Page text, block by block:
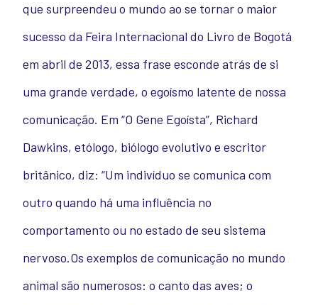
que surpreendeu o mundo ao se tornar o maior
sucesso da Feira Internacional do Livro de Bogotá
em abril de 2013, essa frase esconde atrás de si
uma grande verdade, o egoísmo latente de nossa
comunicação. Em “O Gene Egoísta”, Richard
Dawkins, etólogo, biólogo evolutivo e escritor
britânico, diz: “Um indivíduo se comunica com
outro quando há uma influência no
comportamento ou no estado de seu sistema
nervoso.Os exemplos de comunicação no mundo
animal são numerosos: o canto das aves; o